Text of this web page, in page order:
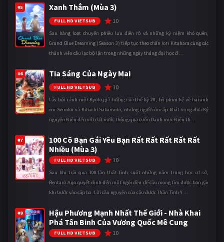
#5 Xanh Thẳm (Mùa 3)
FULL HD VIETSUB 10
Sau hàng loạt chuyến phiêu lưu điên rồ và những kỷ niệm khó quên,
Grand Blue Dreaming (Season 3) tiếp tục theo chân Iori Kitahara cùng các
thành viên câu lạc bộ lặn trong những ngày tháng đại học đ ...
#6 Tia Sáng Của Ngày Mai
FULL HD VIETSUB 10
Lấy bối cảnh một Kyoto giả tưởng của thế kỷ 20, bộ phim kể về hai anh
em Seiroku và Kihachi Sakamoto, những người ôm ấp khát vọng đưa Kỷ
nguyên Điện đến với đất nước thông qua cuốn Danh mục Điện th ...
#7
100 Cô Bạn Gái Yêu Bạn Rất Rất Rất Rất Rất
Nhiều (Mùa 3)
FULL HD VIETSUB 10
Sau khi trải qua 100 lần thất tình suốt những năm trung học cơ sở,
Rentaro Aijo quyết định đến một ngôi đền để cầu mong tìm được bạn gái
khi bước vào cấp ba. Lời cầu nguyện của cậu được Thần Tình Y ...
#8
Hậu Phương Mạnh Nhất Thế Giới - Nhà Khai
Phá Tân Binh Của Vương Quốc Mê Cung
FULL HD VIETSUB 10